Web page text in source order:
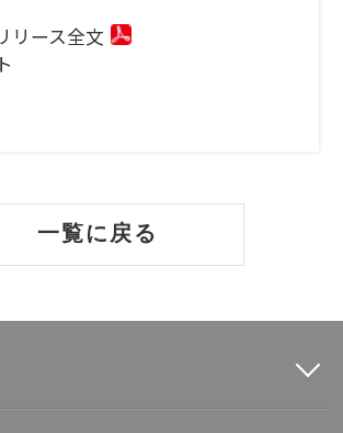
リース全文
一覧に戻る